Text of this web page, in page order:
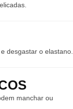
desgastar o elastano.
manchar ou